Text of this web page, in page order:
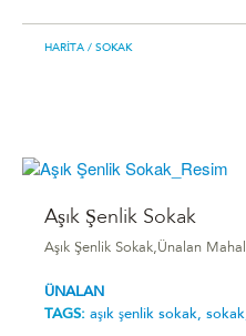
HARITA / SOKAK
Aşık Şenlik Sokak
Aşık Şenlik Sokak,Ünalan
ÜNALAN
TAGS: aşık şenlik sokak,